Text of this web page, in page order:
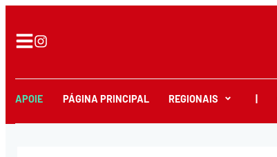
APOIE PÁGINA PRINCIPAL REGIONAIS